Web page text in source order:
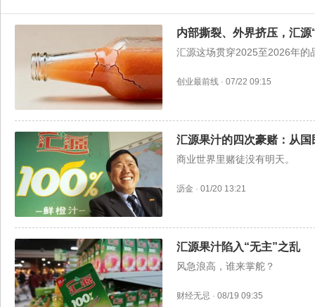
内部撕裂、外界挤压，汇源
汇源这场贯穿2025至2026年的
创业最前线 · 07/22 09:15
汇源果汁的四次豪赌：从
商业世界里赌徒没有明天。
沥金 · 01/20 13:21
汇源果汁陷入“无主”之乱
风急浪高，谁来掌舵？
财经无忌 · 08/19 09:35